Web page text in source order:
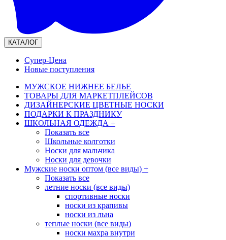
КАТАЛОГ
Супер-Цена
Новые поступления
МУЖСКОЕ НИЖНЕЕ БЕЛЬЕ
ТОВАРЫ ДЛЯ МАРКЕТПЛЕЙСОВ
ДИЗАЙНЕРСКИЕ ЦВЕТНЫЕ НОСКИ
ПОДАРКИ К ПРАЗДНИКУ
ШКОЛЬНАЯ ОДЕЖДА +
Показать все
Школьные колготки
Носки для мальчика
Носки для девочки
Мужские носки оптом (все виды) +
Показать все
летние носки (все виды)
спортивные носки
носки из крапивы
носки из льна
теплые носки (все виды)
носки махра внутри